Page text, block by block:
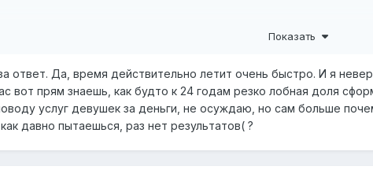
Показать
ответ. Да, время действительно летит очень быстро. И я
вот прям знаешь, как будто к 24 годам резко лобная доля
услуг девушек за деньги, не осуждаю, но сам больше
давно пытаешься, раз нет результатов( ?